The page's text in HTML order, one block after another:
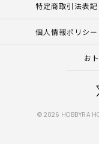
特定商取引法表記
個人情報ポリシー
お
© 2026 HOBBYRA